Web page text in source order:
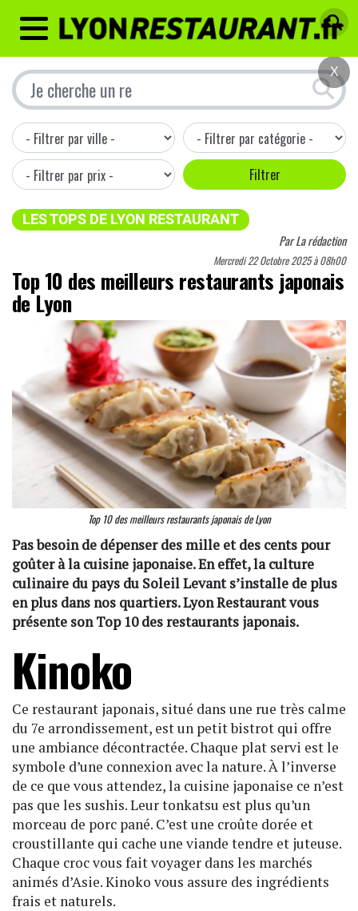
MENU
LES TOPS DE LYON RESTAURANT
ParLa rédaction
Mercredi 22 Octobre 2025 à 08h00
Top 10 des meilleurs restaurants japonais
de Lyon
Top 10 des meilleurs restaurants japonais de Lyon
Pas besoin de dépenser des mille et des cents pour
goûter à la cuisine japonaise. En effet, la culture
culinaire du pays du Soleil Levant s’installe de plus
en plus dans nos quartiers. Lyon Restaurant vous
présente son Top 10 des restaurants japonais.
Kinoko
Ce restaurant japonais, situé dans une rue très calme
du 7e arrondissement, est un petit bistrot qui offre
une ambiance décontractée. Chaque plat servi est le
symbole d’une connexion avec la nature. À l’inverse
de ce que vous attendez, la cuisine japonaise ce n’est
pas que les sushis. Leur tonkatsu est plus qu’un
morceau de porc pané. C’est une croûte dorée et
croustillante qui cache une viande tendre et juteuse.
Chaque croc vous fait voyager dans les marchés
animés d’Asie. Kinoko vous assure des ingrédients
frais et naturels.
X